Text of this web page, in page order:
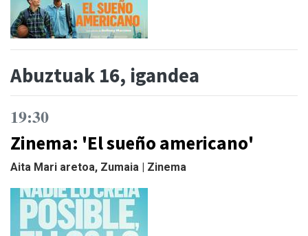
Abuztuak 16, igandea
19:30
Zinema: 'El sueño americano'
Aita Mari aretoa, Zumaia | Zinema